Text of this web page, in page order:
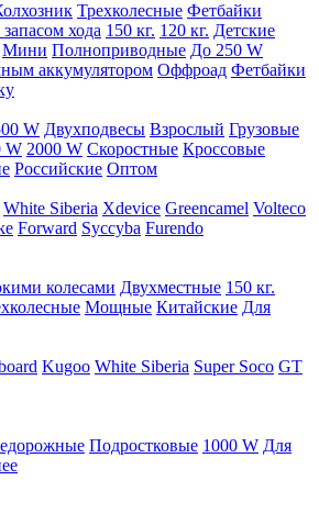
Трехколесные Фетбайки
хода 150 кг. 120 кг. Детские
Мини Полноприводные До 250 W
аккумулятором Оффроад Фетбайки
W Двухподвесы Взрослый Грузовые
W 2000 W Скоростные Кроссовые
Российские Оптом
White Siberia Xdevice Greencamel Volteco
Forward Syccyba Furendo
колесами Двухместные 150 кг.
Мощные Китайские Для
Kugoo White Siberia Super Soco GT
Подростковые 1000 W Для